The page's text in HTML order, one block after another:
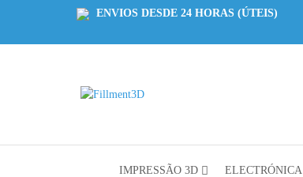
ENVIOS DESDE 24 HORAS (ÚTEIS)
3D
IMPRESSÃO 3D ELECTRÓNICA